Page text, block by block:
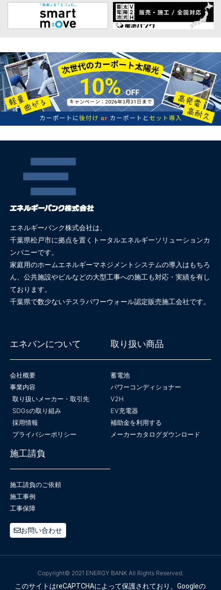
エネルギーバンク株式会社は、
千葉県松戸市に拠点を置くトータルエネルギーソリューションカ
ンパニーです。
家庭用のホームエネルギーマネジメントシステムの導入はもちろ
ん、公共施設やビルなどの大型工事への施工も対応・実績を有し
ております。
千葉県で数少ないテスラパワーウォール認定販売施工会社です。
エネバンについて
会社概要
事業内容
取り扱いメーカー・取引先
SDGsの取り組み
採用情報
プライバシーポリシー
取り扱い商品
蓄電池
パワーコンディショナー
V2H
EV充電器
補助金を利用する
メーカーカタログダウンロード
施工請負
施工請負のご依頼
施工事例
工事保障
お問い合わせ
Copyright© 2021 ENERGY BANK All Rights Reserved.
このサイトはreCAPTCHAによって保護されており、Googleの